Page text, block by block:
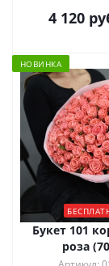
4 120
НОВИНКА
Букет 101
роза